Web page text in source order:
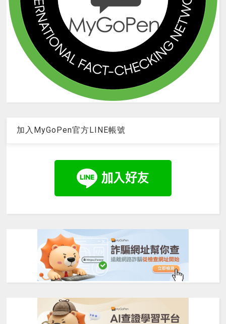
加入MyGoPen官方LINE帳號